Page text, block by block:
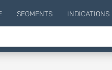
SEGMENTS INDICATIONS